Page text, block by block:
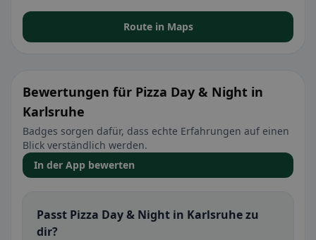
Route in Maps
Bewertungen für Pizza Day & Night in
Karlsruhe
Badges sorgen dafür, dass echte Erfahrungen auf einen
Blick verständlich werden.
In der App bewerten
Passt Pizza Day & Night in Karlsruhe zu
dir?